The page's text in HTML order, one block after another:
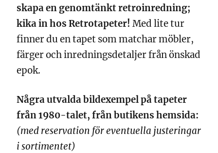
skapa en genomtänkt retroinredning;
kika in hos Retrotapeter! Med lite tur
finner du en tapet som matchar möbler,
färger och inredningsdetaljer från önskad
epok.
Några utvalda bildexempel på tapeter
från 1980-talet, från butikens hemsida:
(med reservation för eventuella justeringar
i sortimentet)